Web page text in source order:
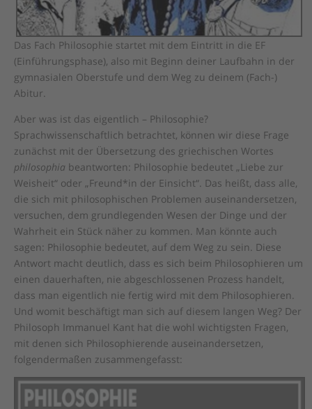
Das Fach Philosophie startet mit dem Eintritt in die EF
(Einführungsphase), also mit Beginn deiner Laufbahn in der
gymnasialen Oberstufe und dem Weg zu deinem (Fach-)
Abitur.
Aber was ist das eigentlich – Philosophie?
Sprachwissenschaftlich betrachtet, können wir diese Frage
zunächst mit der Übersetzung des griechischen Wortes
philosophia beantworten: Philosophie bedeutet „Liebe zur
Weisheit“ oder „Freund*in der Einsicht“. Das heißt, dass alle,
die sich mit philosophischen Problemen auseinandersetzen,
versuchen, dem grundlegenden Wesen der Dinge und der
Wahrheit ein Stück näher zu kommen. Man könnte auch
sagen: Philosophie bedeutet, auf dem Weg zu sein. Diese
Antwort macht deutlich, dass es sich beim Philosophieren um
einen dauerhaften, nie abgeschlossenen Prozess handelt,
dass man eigentlich nie fertig wird mit dem Philosophieren.
Und womit beschäftigt man sich auf diesem langen Weg? Der
Philosoph Immanuel Kant hat die wohl wichtigsten Fragen,
mit denen sich Philosophierende auseinandersetzen,
folgendermaßen zusammengefasst: